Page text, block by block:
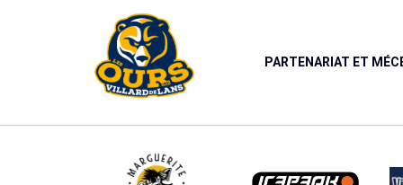
PARTENARIAT ET
Panneau de gestion des cookies